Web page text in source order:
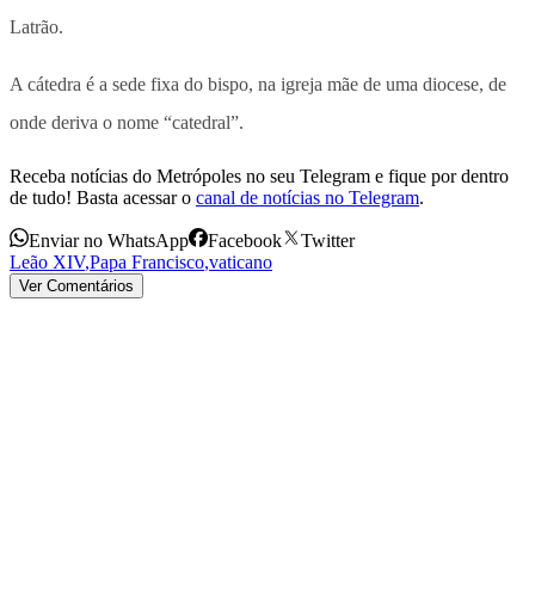
Latrão.
A cátedra é a sede fixa do bispo, na igreja mãe de uma diocese, de
onde deriva o nome “catedral”.
Receba notícias do Metrópoles no seu Telegram e fique por dentro
de tudo! Basta acessar o canal de notícias no Telegram.
Enviar no WhatsApp Facebook
Twitter
Leão XIV,Papa Francisco,vaticano
Ver Comentários